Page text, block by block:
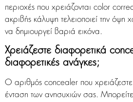
περιοχές που χρειάζονται color
ακριβής κάλυψη τελειοποιεί την όψη
να δημιουργεί βαριά εικόνα.
Χρειάζεστε διαφορετικά
διαφορετικές ανάγκες;
Ο αριθμός concealer που χρειάζεστε
ένταση των ανησυχιών σας.